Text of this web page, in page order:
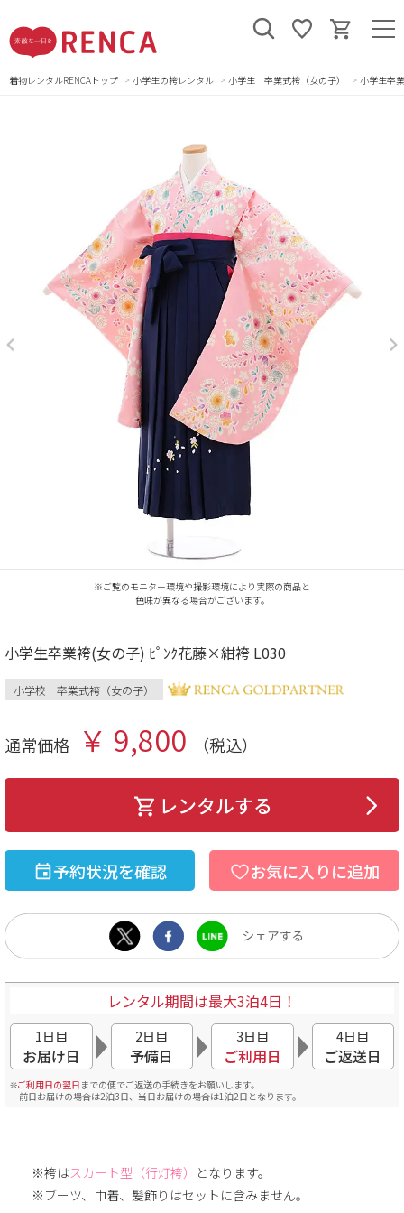
着物レンタルRENCAトップ 小学生の袴レンタル 小学生 卒業式袴（女の子） 小学生卒
※ご覧のモニター環境や撮影環境により実際の商品と
色味が異なる場合がございます。
小学生卒業袴(女の子) ﾋﾟﾝｸ花藤×紺袴 L030
小学校 卒業式袴（女の子）
通常価格 ￥ 9,800 （税込）
レンタルする
予約状況を確認 お気に入りに追加
レンタル期間は最大3泊4日！
1日目
お届け日
2日目
予備日
3日目
ご利用日
4日目
ご返送日
ご利用日の翌日 までの便でご返送の手続きをお願いします。
前日お届けの場合は2泊3日、当日お届けの場合は1泊2日となります。
※袴はスカート型（行灯袴）
となります。
※ブーツ、巾着、髪飾りはセットに含みません。